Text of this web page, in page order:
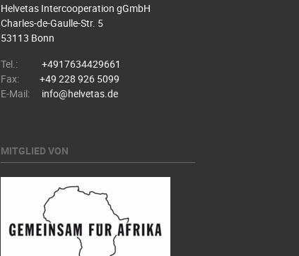
Helvetas Intercooperation gGmbH
Charles-de-Gaulle-Str. 5
53113 Bonn
Tel.:
+4917634429661
Fax:
+49 228 926 5099
E-Mail:
info@helvetas.de
MITGLIED VON